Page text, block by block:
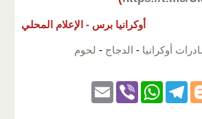
أوكرانيا برس - الإعلام المحلي
أوكرانيا - الدجاج - لحوم
Bl
T
W
Vi